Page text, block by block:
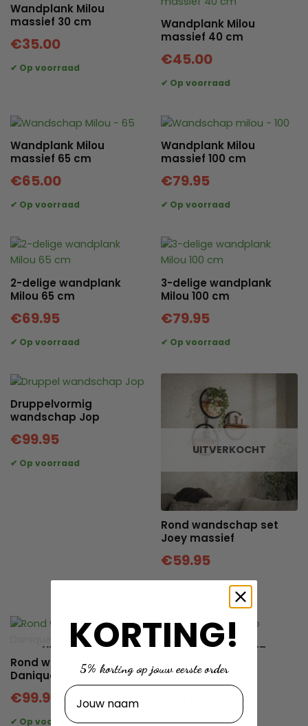
Wandplank Milou
massief 30 cm
€35.00
Wandplank Milou
massief 40 cm
€45.00
Wandplank Milou
massief 65 cm
€65.00
Wandplank Milou
massief 100 cm
€79.95
2-delige wandplank
Milou 65 cm
€69.95
3-delige wandplank
Milou 100 cm
€79.95
Druppelvormig
wandschap Jop
€99.95
UITVERKOCHT
Rond wandschap set
Joey massief
€59.95
UITVERKOCHT
Rond wandschap
Danique Ø40
€99.95
UITVERKOCHT
Rond wandschap
Danique Ø50
KORTING!
5% korting op jouw eerste order
Naam